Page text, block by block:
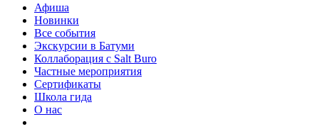
Афиша
Новинки
Все события
Экскурсии в Батуми
Коллаборация с Salt Buro
Частные мероприятия
Сертификаты
Школа гида
О нас